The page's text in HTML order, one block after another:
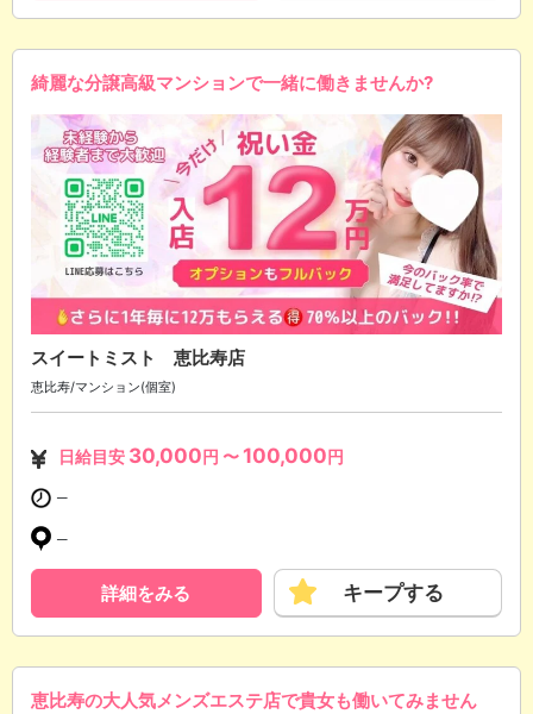
綺麗な分譲高級マンションで一緒に働きませんか?
スイートミスト 恵比寿店
恵比寿/マンション(個室)
日給目安 30,000円 〜 100,000円
─
─
詳細をみる キープする
恵比寿の大人気メンズエステ店で貴女も働いてみません